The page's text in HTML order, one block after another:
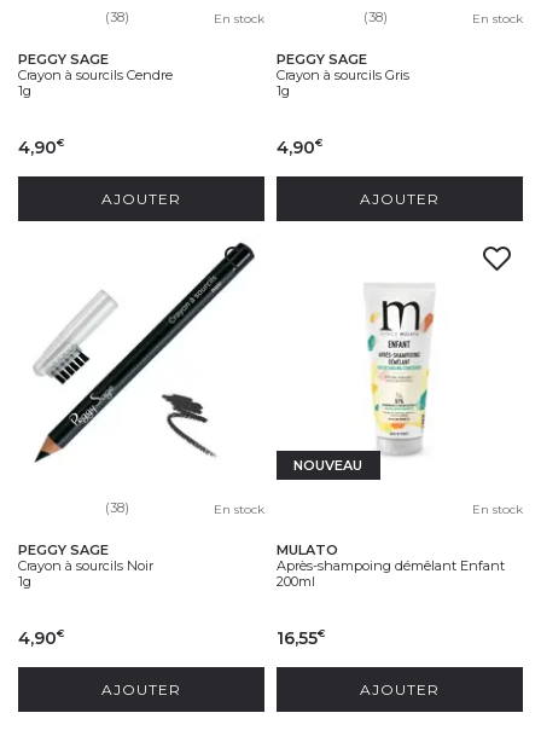
(38) En stock
PEGGY SAGE
Crayon à sourcils Cendre
1g
4,90€
AJOUTER
(38) En stock
PEGGY SAGE
Crayon à sourcils Gris
1g
4,90€
AJOUTER
(38) En stock
PEGGY SAGE
Crayon à sourcils Noir
1g
4,90€
AJOUTER
NOUVEAU
En stock
MULATO
Après-shampoing démêlant Enfant
200ml
16,55€
AJOUTER